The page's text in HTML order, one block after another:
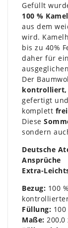
Gefüllt
100 %
aus dem
wird.
bis zu 40%
daher für
Der
kontrolliert,
gefertigt
komplett
Diese
sondern
Deutsche
Ansprüche
Extra-
Bezug: 100
Füllung:
Maße: 200,0